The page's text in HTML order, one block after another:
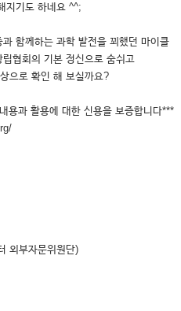
지기도 하네요 ^^;
함께하는 과학 발전을 꾀했던 마이클
협회의 기본 정신으로 숨쉬고
으로 확인 해 보실까요?
용과 활용에 대한 신용을 보증합니다***
외부자문위원단)